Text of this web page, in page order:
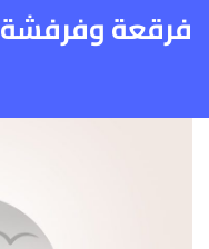
فرقعة وفرفشة